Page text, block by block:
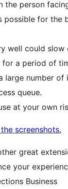
the person
possible for the
well could slow
for a period of
large number of
queue.
at your own
screenshots.
great
your
Business